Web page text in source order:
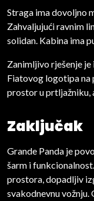
Straga ima dovoljno
Zahvaljujući ravnim
solidan. Kabina ima
Zanimljivo rješenje
Fiatovog logotipa na
prostor u prtljažniku,
Zaključak
Grande Panda je
šarm i
prostora, dopadljiv
svakodnevnu vožnju.